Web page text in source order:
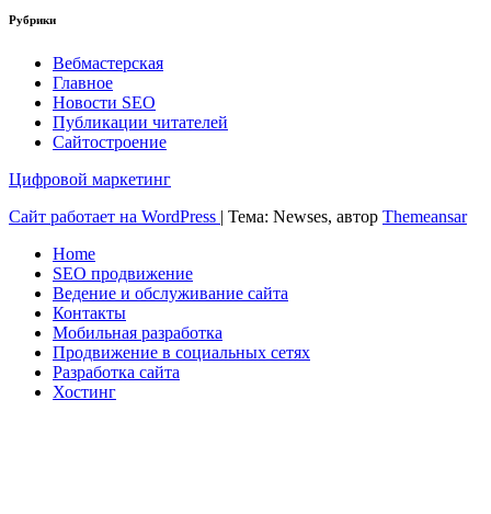
Рубрики
Вебмастерская
Главное
Новости SEO
Публикации читателей
Сайтостроение
Цифровой маркетинг
Сайт работает на WordPress | Тема: Newses, автор Themeansar
Home
SEO продвижение
Ведение и обслуживание сайта
Контакты
Мобильная разработка
Продвижение в социальных сетях
Разработка сайта
Хостинг